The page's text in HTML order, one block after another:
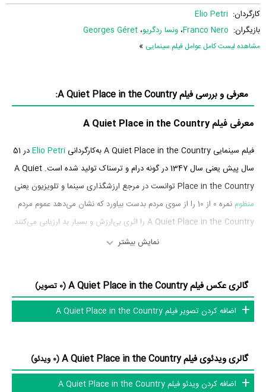
کارگردان: Elio Petri
بازیگران: Franco Nero، ونسا ردگریو، Georges Géret
مشاهده لیست کامل عوامل فیلم سینمایی »
معرفی و بررسی فیلم A Quiet Place in the Country:
معرفی فیلم A Quiet Place in the Country
فیلم سینمایی A Quiet Place in the Country به‌کارگردانی Elio Petri
در 51
سال پیش یعنی سال 1347 در گونه درام و ترسناک تولید شده است. A Quiet
Place in the Country توانست در مرجع ارزشگذاری سینما و تلویزیون یعنی
منظوم
نمره 0 از 10 را از سوی مردم بدست بیاورد که نشان می‌دهد عموم مردم
A Quiet Place in the Country را اثری بی‌ارزش و بسیار بد ارزیابی می‌کنند.
Quiet Place in the Country بازیگرانی چون
Franco Neroدر نقش
Leonardo Ferri، ونسا ردگریودر نقش Flavia،Georges Géret
Egle به ایفای نقش و بازیگری پرداخته‌اند. در فیلم A Quiet Place in the
Country حدود 10 بازیگر جلوی دوربین رفته‌اند که از نظر تعداد بازیگران
نمایش بیشتر
گالری عکس فیلم A Quiet Place in the Country
(0 تصویر)
اضافه کردن تصویر فیلم A Quiet Place in the Country
گالری ویدئوی فیلم A Quiet Place in the Country
(0 ویدئو)
اضافه کردن ویدئو فیلم A Quiet Place in the Country